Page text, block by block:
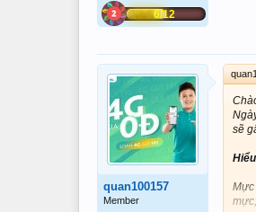
6/12
quan100157
Member
sẽ
Mực